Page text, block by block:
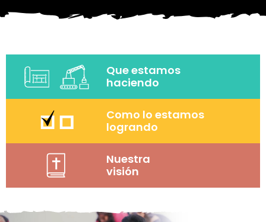
Que estamos
haciendo
Como lo estamos
logrando
Nuestra
visión